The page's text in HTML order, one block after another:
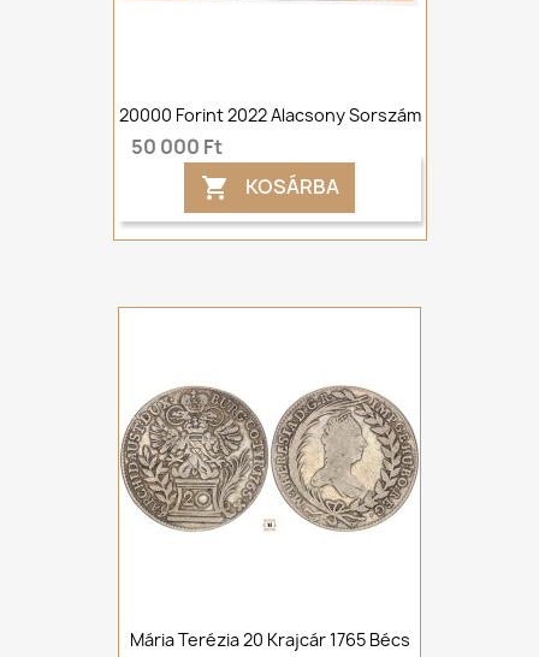
20000 Forint 2022 Alacsony Sorszám
50 000 Ft
 KOSÁRBA
Mária Terézia 20 Krajcár 1765 Bécs